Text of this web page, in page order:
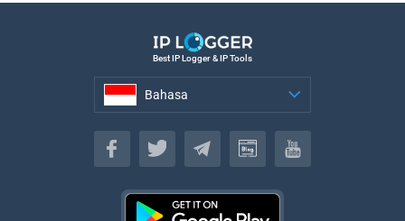
Best IP Logger & IP Tools
Bahasa
Bahasa